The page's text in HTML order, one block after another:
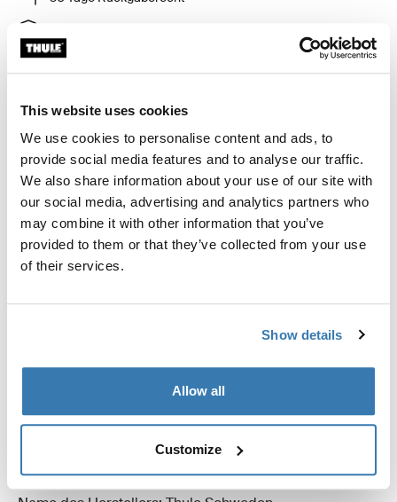
This website uses cookies
We use cookies to personalise content and ads, to
provide social media features and to analyse our traffic.
We also share information about your use of our site with
our social media, advertising and analytics partners who
may combine it with other information that you’ve
provided to them or that they’ve collected from your use
of their services.
Show details
Allow all
Customize
Passend für Thule Motion XT Sport, Thule Touring Sport
Toggle features
Alle Eigenschaften
Toggle techspec
Technische Daten
Herstellungsinformationen
Eingetragenes Warenzeichen: Thule Schweden AB